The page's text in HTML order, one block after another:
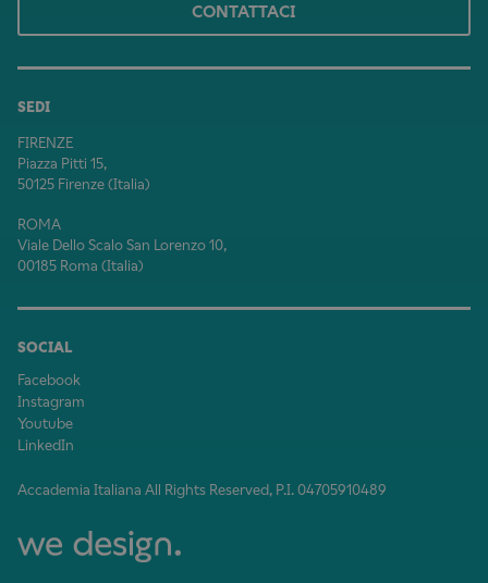
SEDI
FIRENZE
Piazza Pitti 15,
50125 Firenze (Italia)
ROMA
Viale Dello Scalo San Lorenzo 10,
00185 Roma (Italia)
SOCIAL
Facebook
Instagram
Youtube
LinkedIn
Accademia Italiana All Rights Reserved, P.I. 04705910489
CONTATTACI